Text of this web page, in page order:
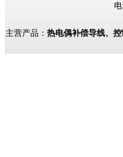
主营产品： 热电偶补偿导线、